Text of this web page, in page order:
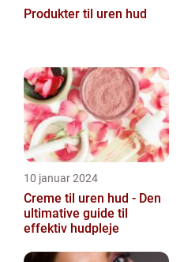
Produkter til uren hud
10 januar 2024
Creme til uren hud - Den
ultimative guide til
effektiv hudpleje